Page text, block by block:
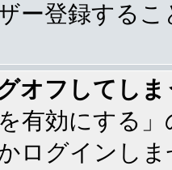
ー登録する
オフしてし
を有効にする
ログインし